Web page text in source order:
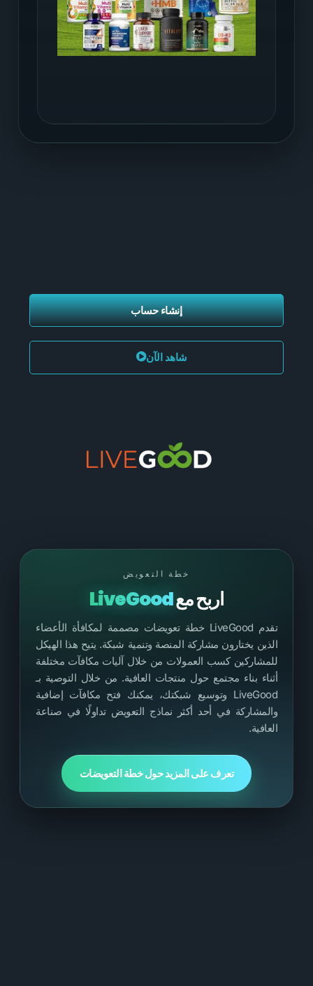
إنشاء حساب
شاهد الآن
خطة التعويض
اربح معLiveGood
تقدم LiveGood خطة تعويضات مصممة لمكافأة الأعضاء
الذين يختارون مشاركة المنصة وتنمية شبكة. يتيح هذا الهيكل
للمشاركين كسب العمولات من خلال آليات مكافآت مختلفة
أثناء بناء مجتمع حول منتجات العافية. من خلال التوصية بـ
LiveGood وتوسيع شبكتك، يمكنك فتح مكافآت إضافية
والمشاركة في أحد أكثر نماذج التعويض تداولًا في صناعة
العافية.
تعرف على المزيد حول خطة التعويضات